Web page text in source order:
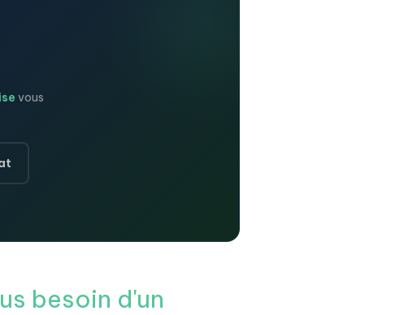
vous
besoin d'un